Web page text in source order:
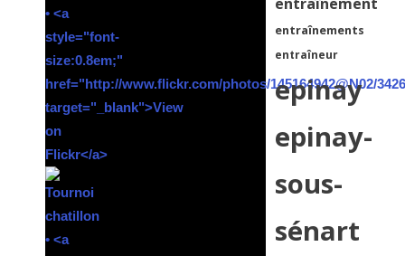
entraînements
entraîneur
epinay
epinay-
sous-
sénart